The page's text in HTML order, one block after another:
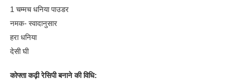
1 चम्मच धनिया पाउडर
नमक- स्वादानुसार
हरा धनिया
देसी घी
कोफ्ता कढ़ी रेसिपी बनाने की विधि: